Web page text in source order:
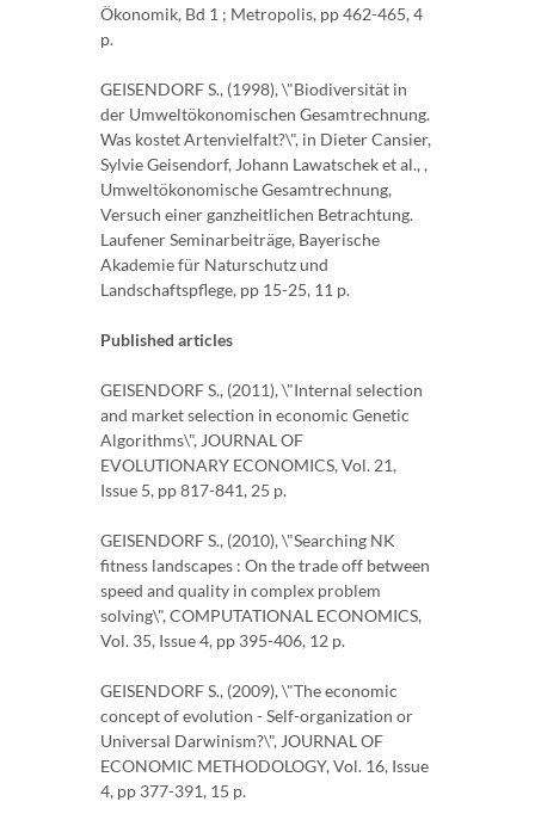
Ökonomik, Bd 1 ; Metropolis, pp 462-465, 4
p.
GEISENDORF S., (1998), \"Biodiversität in
der Umweltökonomischen Gesamtrechnung.
Was kostet Artenvielfalt?\", in Dieter Cansier,
Sylvie Geisendorf, Johann Lawatschek et al., ,
Umweltökonomische Gesamtrechnung,
Versuch einer ganzheitlichen Betrachtung.
Laufener Seminarbeiträge, Bayerische
Akademie für Naturschutz und
Landschaftspflege, pp 15-25, 11 p.
Published articles
GEISENDORF S., (2011), \"Internal selection
and market selection in economic Genetic
Algorithms\", JOURNAL OF
EVOLUTIONARY ECONOMICS, Vol. 21,
Issue 5, pp 817-841, 25 p.
GEISENDORF S., (2010), \"Searching NK
fitness landscapes : On the trade off between
speed and quality in complex problem
solving\", COMPUTATIONAL ECONOMICS,
Vol. 35, Issue 4, pp 395-406, 12 p.
GEISENDORF S., (2009), \"The economic
concept of evolution - Self-organization or
Universal Darwinism?\", JOURNAL OF
ECONOMIC METHODOLOGY, Vol. 16, Issue
4, pp 377-391, 15 p.